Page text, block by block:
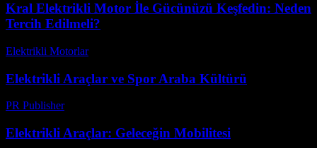
Kral Elektrikli Motor İle Gücünüzü Keşfedin: Neden
Tercih Edilmeli?
Elektrikli Motorlar-
Elektrikli Araçlar ve Spor Araba Kültürü
PR Publisher-
Elektrikli Araçlar: Geleceğin Mobilitesi